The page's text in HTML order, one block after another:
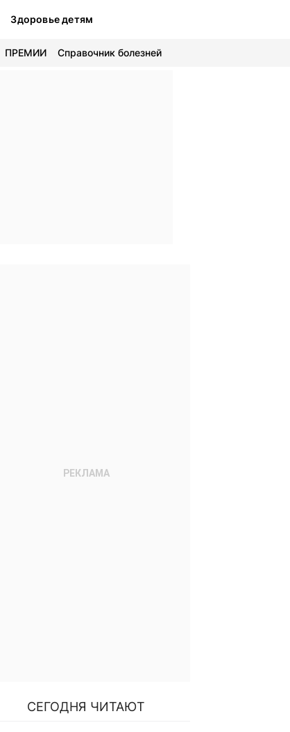
Здоровье детям
ПРЕМИИ Справочник болезней
СЕГОДНЯ ЧИТАЮТ